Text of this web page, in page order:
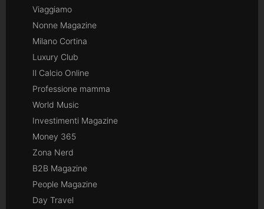
Viaggiamo
Nonne Magazine
Milano Cortina
Luxury Club
Il Calcio Online
Professione mamma
World Music
Investimenti Magazine
Money 365
Zona Nerd
B2B Magazine
People Magazine
Day Travel